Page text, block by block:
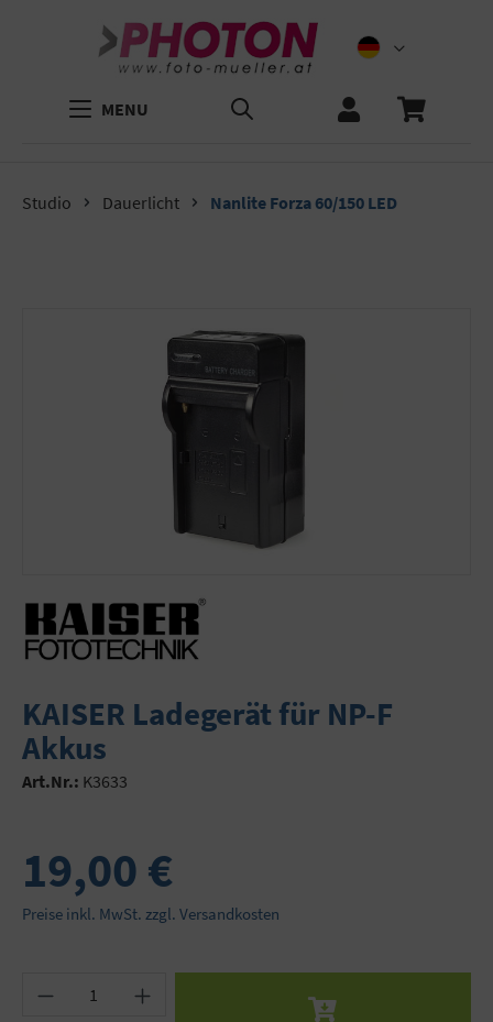
MENU
Studio Dauerlicht Nanlite Forza 60/150 LED
KAISER Ladegerät für NP-F
Akkus
Art.Nr.: K3633
19,00 €
Preise inkl. MwSt. zzgl. Versandkosten
Produkt Anzahl: Gib den gewünschten Wert